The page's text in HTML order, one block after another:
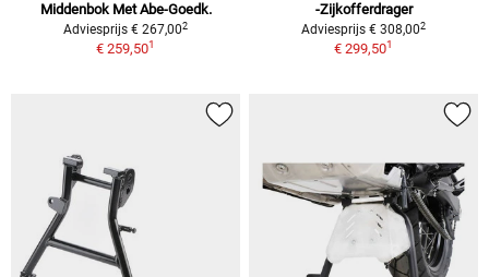
Middenbok Met Abe-Goedk.
Adviesprijs € 267,002
€ 259,501
-Zijkofferdrager
Adviesprijs € 308,002
€ 299,501